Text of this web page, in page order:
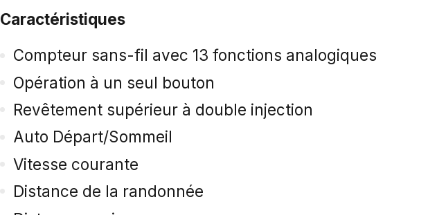
Caractéristiques
Compteur sans-fil avec 13 fonctions analogiques
Opération à un seul bouton
Revêtement supérieur à double injection
Auto Départ/Sommeil
Vitesse courante
Distance de la randonnée